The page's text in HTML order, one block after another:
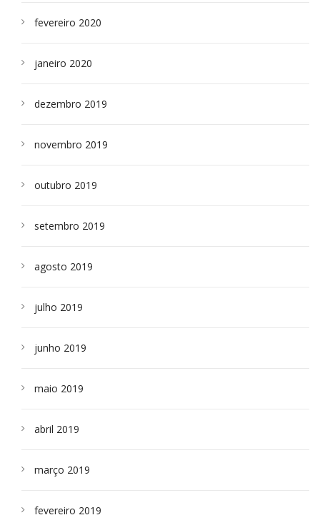
fevereiro 2020
janeiro 2020
dezembro 2019
novembro 2019
outubro 2019
setembro 2019
agosto 2019
julho 2019
junho 2019
maio 2019
abril 2019
março 2019
fevereiro 2019